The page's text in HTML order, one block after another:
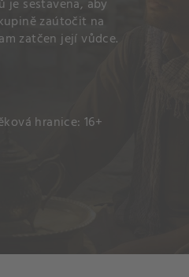
je sestavena, aby
zaútočit na
zatčen její vůdce.
hranice: 16+